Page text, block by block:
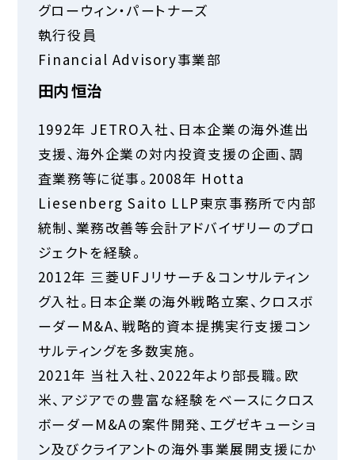
グローウィン・パートナーズ
執行役員
Financial Advisory事業部
田内 恒治
1992年 JETRO入社、日本企業の海外進出
支援、海外企業の対内投資支援の企画、調
査業務等に従事。2008年 Hotta
Liesenberg Saito LLP東京事務所で内部
統制、業務改善等会計アドバイザリーのプロ
ジェクトを経験。
2012年 三菱UFＪリサーチ＆コンサルティン
グ入社。日本企業の海外戦略立案、クロスボ
ーダーM&A、戦略的資本提携実行支援コン
サルティングを多数実施。
2021年 当社入社、2022年より部長職。欧
米、アジアでの豊富な経験をベースにクロス
ボーダーM&Aの案件開発、エグゼキューショ
ン及びクライアントの海外事業展開支援にか